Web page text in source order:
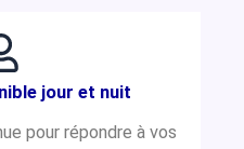
jour et nuit
pour répondre à vos